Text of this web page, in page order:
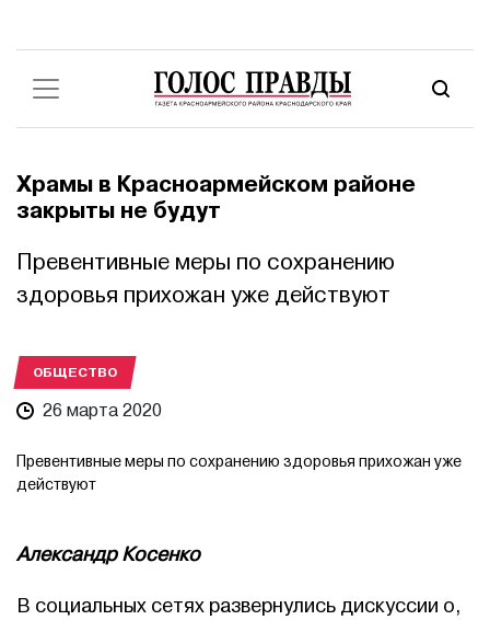
Храмы в Красноармейском районе
закрыты не будут
Превентивные меры по сохранению
здоровья прихожан уже действуют
ОБЩЕСТВО
26 марта 2020
Превентивные меры по сохранению здоровья прихожан уже
действуют
Александр Косенко
В социальных сетях развернулись дискуссии о,